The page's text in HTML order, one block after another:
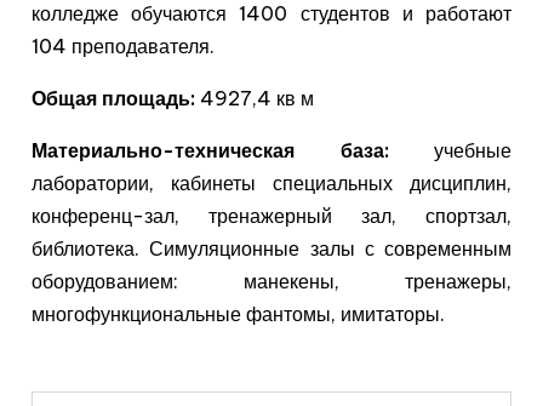
колледже обучаются 1400 студентов и работают
104 преподавателя.
Общая площадь: 4927,4 кв м
Материально-техническая база:учебные
лаборатории, кабинеты специальных дисциплин,
конференц-зал, тренажерный зал, спортзал,
библиотека. Симуляционные залы с современным
оборудованием: манекены, тренажеры,
многофункциональные фантомы, имитаторы.